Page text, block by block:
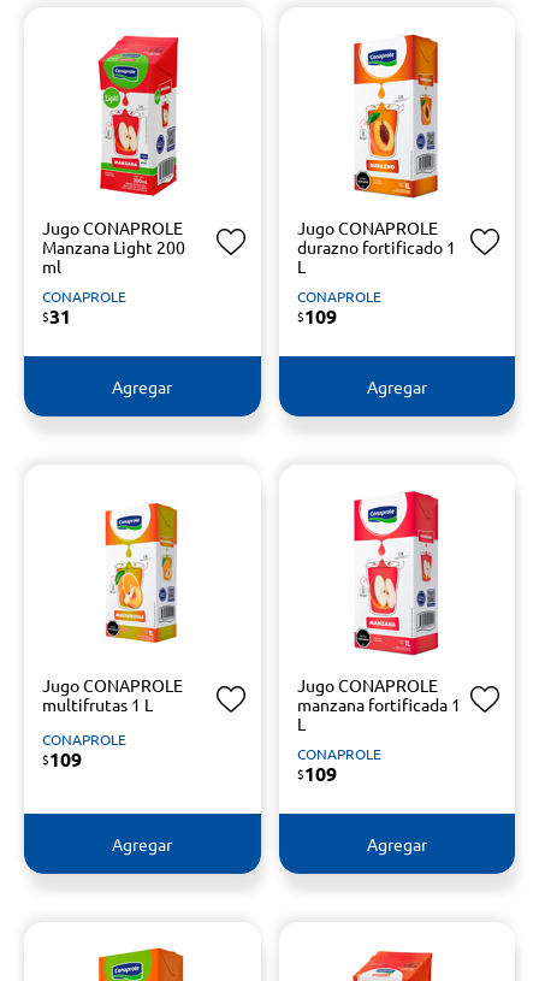
Jugo CONAPROLE
Manzana Light 200
ml
CONAPROLE
$31
Agregar
Jugo CONAPROLE
durazno fortificado 1
L
CONAPROLE
$109
Agregar
Jugo CONAPROLE
multifrutas 1 L
CONAPROLE
$109
Agregar
Jugo CONAPROLE
manzana fortificada 1
L
CONAPROLE
$109
Agregar